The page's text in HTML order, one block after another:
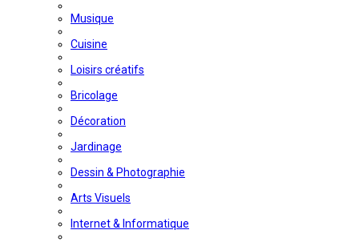
Musique
Cuisine
Loisirs créatifs
Bricolage
Décoration
Jardinage
Dessin & Photographie
Arts Visuels
Internet & Informatique